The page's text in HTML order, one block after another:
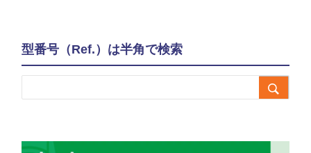
型番号（Ref.）は半角で検索
